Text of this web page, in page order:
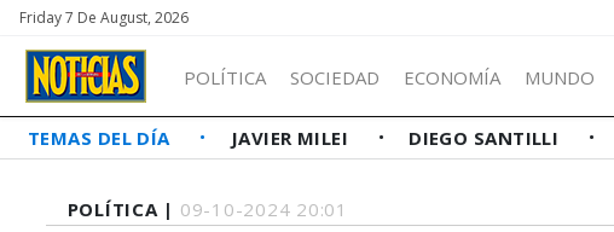
Friday 7 De August, 2026
POLÍTICA SOCIEDAD ECONOMÍA MUNDO
TEMAS DEL DÍA JAVIER MILEI DIEGO SANTILLI
POLÍTICA | 09-10-2024 20:01